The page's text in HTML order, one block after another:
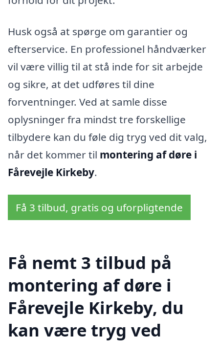
Husk også at spørge om garantier og
efterservice. En professionel håndværker
vil være villig til at stå inde for sit arbejde
og sikre, at det udføres til dine
forventninger. Ved at samle disse
oplysninger fra mindst tre forskellige
tilbydere kan du føle dig tryg ved dit valg,
når det kommer til montering af døre i
Fårevejle Kirkeby.
Få 3 tilbud, gratis og uforpligtende
Få nemt 3 tilbud på
montering af døre i
Fårevejle Kirkeby, du
kan være tryg ved